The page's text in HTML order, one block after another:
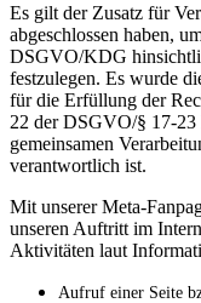
Es gilt der Zusatz für
abgeschlossen haben,
DSGVO/KDG
festzulegen. Es wurde
für die Erfüllung der
22 der DSGVO/§ 17-
gemeinsamen
verantwortlich ist.
Mit unserer Meta-
unseren Auftritt im
Aktivitäten laut
Aufruf einer Seite